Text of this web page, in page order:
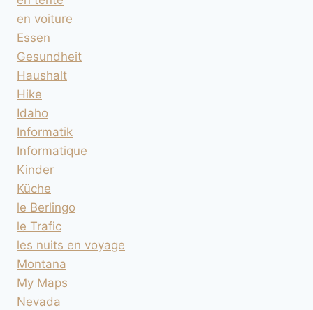
en voiture
Essen
Gesundheit
Haushalt
Hike
Idaho
Informatik
Informatique
Kinder
Küche
le Berlingo
le Trafic
les nuits en voyage
Montana
My Maps
Nevada